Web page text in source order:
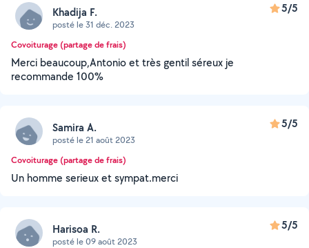
Khadija F.
posté le 31 déc. 2023
5/5
Covoiturage (partage de frais)
Merci beaucoup,Antonio et très gentil séreux je
recommande 100%
Samira A.
posté le 21 août 2023
5/5
Covoiturage (partage de frais)
Un homme serieux et sympat.merci
Harisoa R.
posté le 09 août 2023
5/5